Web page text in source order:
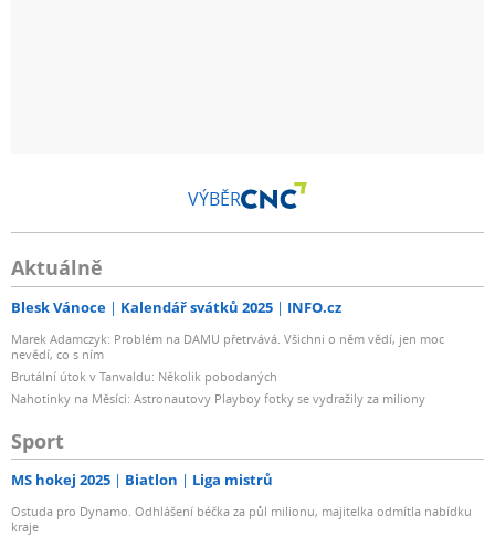
VÝBĚR
Aktuálně
Blesk Vánoce Kalendář svátků 2025 INFO.cz
Marek Adamczyk: Problém na DAMU přetrvává. Všichni o něm vědí, jen moc
nevědí, co s ním
Brutální útok v Tanvaldu: Několik pobodaných
Nahotinky na Měsíci: Astronautovy Playboy fotky se vydražily za miliony
Sport
MS hokej 2025 Biatlon Liga mistrů
Ostuda pro Dynamo. Odhlášení béčka za půl milionu, majitelka odmítla nabídku
kraje